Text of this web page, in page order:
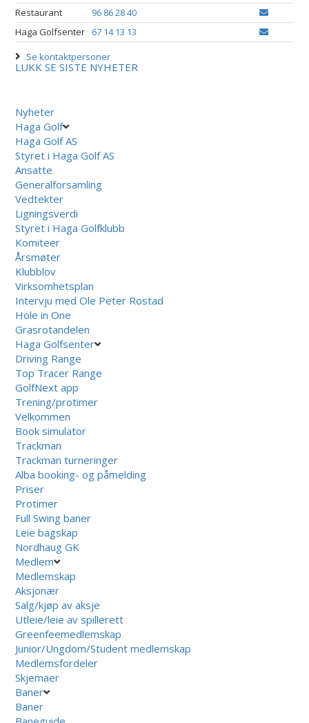
Restaurant
96 86 28 40
Haga Golfsenter
67 14 13 13
Se kontaktpersoner
LUKK SE SISTE NYHETER
Nyheter
Haga Golf
Haga Golf AS
Styret i Haga Golf AS
Ansatte
Generalforsamling
Vedtekter
Ligningsverdi
Styret i Haga Golfklubb
Komiteer
Årsmøter
Klubblov
Virksomhetsplan
Intervju med Ole Peter Rostad
Hole in One
Grasrotandelen
Haga Golfsenter
Driving Range
Top Tracer Range
GolfNext app
Trening/protimer
Velkommen
Book simulator
Trackman
Trackman turneringer
Alba booking- og påmelding
Priser
Protimer
Full Swing baner
Leie bagskap
Nordhaug GK
Medlem
Medlemskap
Aksjonær
Salg/kjøp av aksje
Utleie/leie av spillerett
Greenfeemedlemskap
Junior/Ungdom/Student medlemskap
Medlemsfordeler
Skjemaer
Baner
Baner